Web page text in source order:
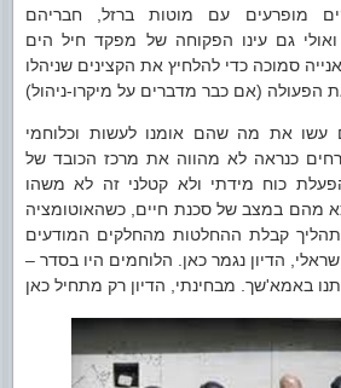
מופרעים עם מוטות ברזל, חבריהם
גם עינו הפקוחה של מפקד חיל הים
סמוכה כדי להלחיץ את הקצינים שניהלו
עשו את מה שהם אומנו לעשות וכלוחמי
כנראה לא מהווה את מרכז הכובד של
כוח מידתי ולא קטלני זה לא משהו
מהם במצב של סכנת חיים, כשהאוטומציה
קבלת ההחלטות מהחלקים המודעים
הדיון נגמר כאן. הלוחמים היו בסדר –